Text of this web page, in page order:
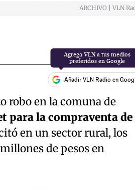
ARCHIVO | VLN
Añadir VLN Radio en
robo en la comuna de
para la compraventa de
en un sector rural, los
de pesos en